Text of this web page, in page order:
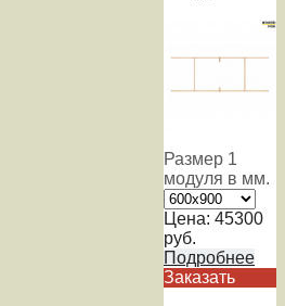
Размер 1
модуля в мм.
Цена: 45300
руб.
Подробнее
Заказать